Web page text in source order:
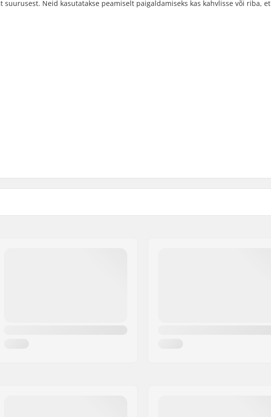
suurusest. Neid kasutatakse peamiselt paigaldamiseks kas kahvlisse või riba, et